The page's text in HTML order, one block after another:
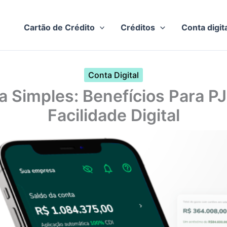
Cartão de Crédito Créditos Conta
Conta Digital
Simples: Benefícios Para
Facilidade Digital